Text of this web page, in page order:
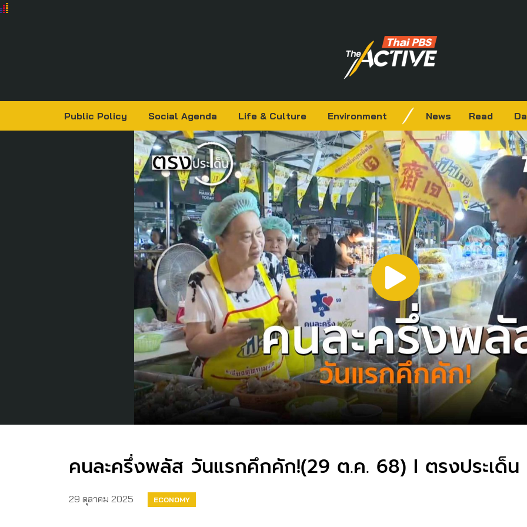
Public Policy Social Agenda Life & Culture Environment News Read
คนละครึ่งพลัส วันแรกคึกคัก!(29 ต.ค. 68) I ตรงประเด็น
29 ตุลาคม 2025 ECONOMY